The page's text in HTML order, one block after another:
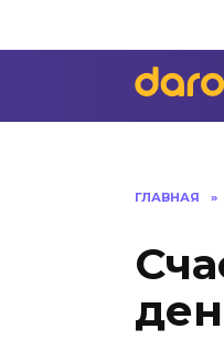
ГЛАВНАЯ »